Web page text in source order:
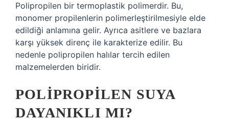
Polipropilen bir termoplastik polimerdir. Bu,
monomer propilenlerin polimerleştirilmesiyle elde
edildiği anlamına gelir. Ayrıca asitlere ve bazlara
karşı yüksek direnç ile karakterize edilir. Bu
nedenle polipropilen halılar tercih edilen
malzemelerden biridir.
POLIPROPILEN SUYA
DAYANIKLI MI?